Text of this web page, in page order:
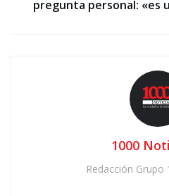
pregunta personal: «es
1000
Redacción Grupo